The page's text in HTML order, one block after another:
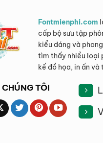
Fontmienphi.com
cấp bộ sưu tập
kiểu dáng và
tìm thấy nhiều loại
kế đồ họa, in ấn
TÔI